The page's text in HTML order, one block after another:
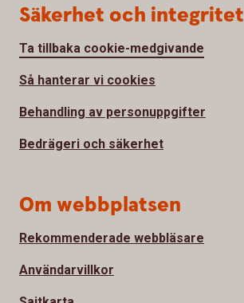
Säkerhet och integritet
Ta tillbaka cookie-medgivande
Så hanterar vi cookies
Behandling av personuppgifter
Bedrägeri och säkerhet
Om webbplatsen
Rekommenderade webbläsare
Användarvillkor